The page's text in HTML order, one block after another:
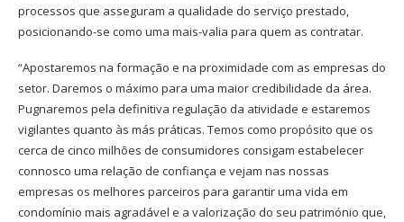
processos que asseguram a qualidade do serviço prestado,
posicionando-se como uma mais-valia para quem as contratar.
“Apostaremos na formação e na proximidade com as empresas do
setor. Daremos o máximo para uma maior credibilidade da área.
Pugnaremos pela definitiva regulação da atividade e estaremos
vigilantes quanto às más práticas. Temos como propósito que os
cerca de cinco milhões de consumidores consigam estabelecer
connosco uma relação de confiança e vejam nas nossas
empresas os melhores parceiros para garantir uma vida em
condomínio mais agradável e a valorização do seu património que,